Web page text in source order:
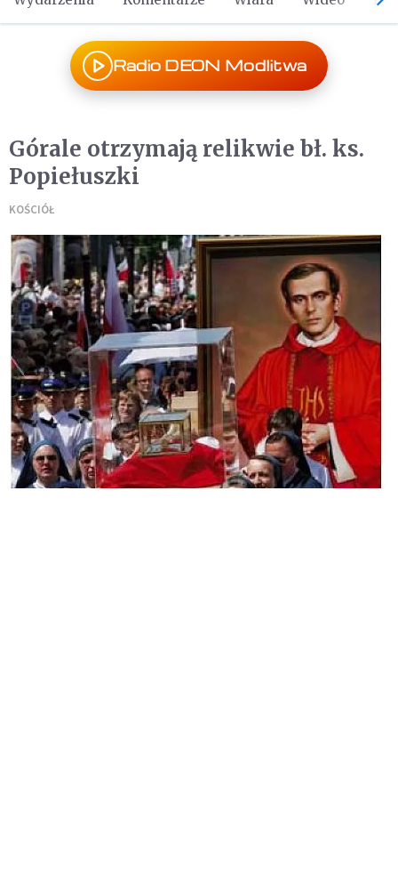
Radio DEON Modlitwa
Górale otrzymają relikwie bł. ks.
Popiełuszki
KOŚCIÓŁ